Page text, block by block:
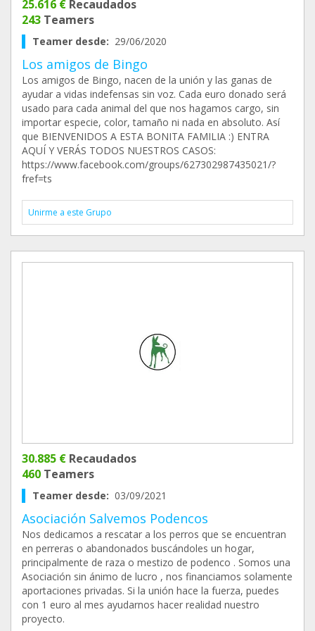
25.616 € Recaudados
243 Teamers
Teamer desde: 29/06/2020
Los amigos de Bingo
Los amigos de Bingo, nacen de la unión y las ganas de
ayudar a vidas indefensas sin voz. Cada euro donado será
usado para cada animal del que nos hagamos cargo, sin
importar especie, color, tamaño ni nada en absoluto. Así
que BIENVENIDOS A ESTA BONITA FAMILIA :) ENTRA
AQUÍ Y VERÁS TODOS NUESTROS CASOS:
https://www.facebook.com/groups/627302987435021/?
fref=ts
Unirme a este Grupo
30.885 € Recaudados
460 Teamers
Teamer desde: 03/09/2021
Asociación Salvemos Podencos
Nos dedicamos a rescatar a los perros que se encuentran
en perreras o abandonados buscándoles un hogar,
principalmente de raza o mestizo de podenco . Somos una
Asociación sin ánimo de lucro , nos financiamos solamente
aportaciones privadas. Si la unión hace la fuerza, puedes
con 1 euro al mes ayudarnos hacer realidad nuestro
proyecto.